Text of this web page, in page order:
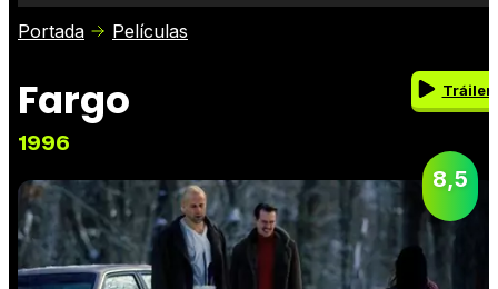
Críticas
Portada Películas
Fargo
1996
Tráiler
8,5